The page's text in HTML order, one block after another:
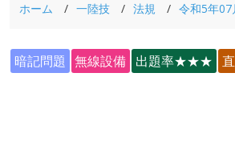
ホーム 一陸技 法規 令和5年07
暗記問題 無線設備 出題率★★★